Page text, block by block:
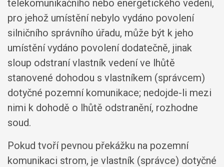
telekomunikačního nebo energetického vedení,
pro jehož umístění nebylo vydáno povolení
silničního správního úřadu, může být k jeho
umístění vydáno povolení dodatečně, jinak
sloup odstraní vlastník vedení ve lhůtě
stanovené dohodou s vlastníkem (správcem)
dotyčné pozemní komunikace; nedojde-li mezi
nimi k dohodě o lhůtě odstranění, rozhodne
soud.
Pokud tvoří pevnou překážku na pozemní
komunikaci strom, je vlastník (správce) dotyčné